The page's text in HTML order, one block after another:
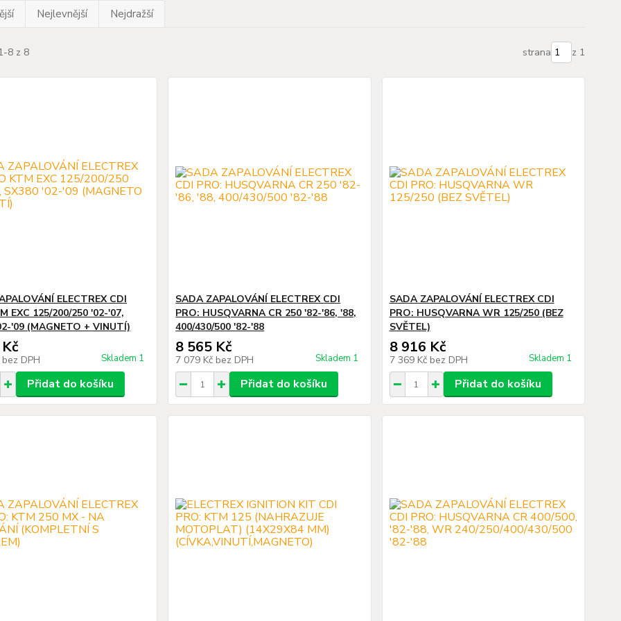
Nejlevnější Nejdražší
8 z 8 strana z 1
ELECTREX CDI
EXC 125/200/250 '02-'07,
'09 (MAGNETO + VINUTÍ)
bez DPH Skladem 1
Přidat do košíku
SADA ZAPALOVÁNÍ ELECTREX CDI
PRO: HUSQVARNA CR 250 '82-'86, '88,
400/430/500 '82-'88
8 565 Kč
7 079 Kč bez DPH Skladem 1
Přidat do košíku
SADA ZAPALOVÁNÍ ELECTREX CDI
PRO: HUSQVARNA WR 125/250 (BEZ
SVĚTEL)
8 916 Kč
7 369 Kč bez DPH Skladem 1
Přidat do košíku